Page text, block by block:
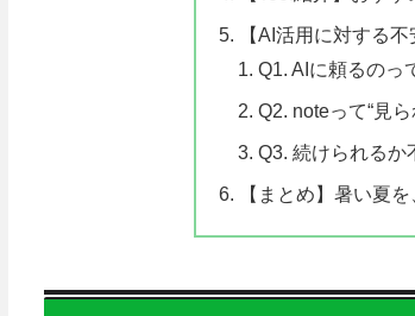
【AI活用に対する不
Q1. AIに頼るのっ
Q2. noteって“見
Q3. 続けられるか
【まとめ】暑い夏